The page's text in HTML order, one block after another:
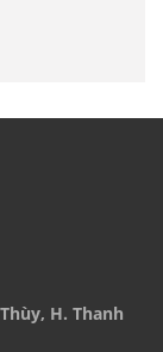
H. Thanh